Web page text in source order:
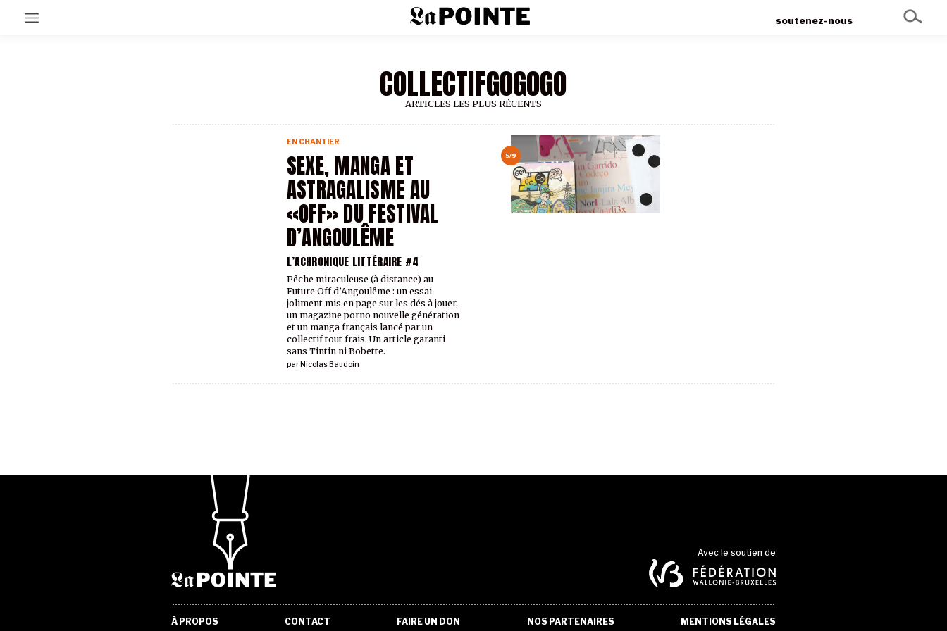
soutenez-nous
COLLECTIFGOGOGO
ARTICLES LES PLUS RÉCENTS
5/9
SEXE, MANGA ET
ASTRAGALISME AU
«OFF» DU FESTIVAL
D’ANGOULÊME
L’ACHRONIQUE LITTÉRAIRE #4
EN CHANTIER
par Nicolas Baudoin
Pêche miraculeuse (à distance) au
Future Off d’Angoulême : un essai
joliment mis en page sur les dés à jouer,
un magazine porno nouvelle génération
et un manga français lancé par un
collectif tout frais. Un article garanti
sans Tintin ni Bobette.
Avec le soutien de
À PROPOS CONTACT FAIRE UN DON NOS PARTENAIRES MENTIONS LÉGALES